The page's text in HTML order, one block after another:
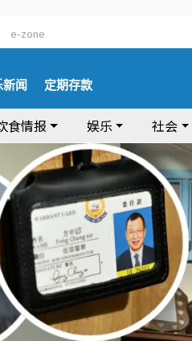
e-zone
新闻 定期存款
食情报 娱乐 社会